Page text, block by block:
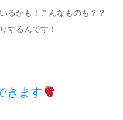
るかも！こんなものも？？
するんです！
きます